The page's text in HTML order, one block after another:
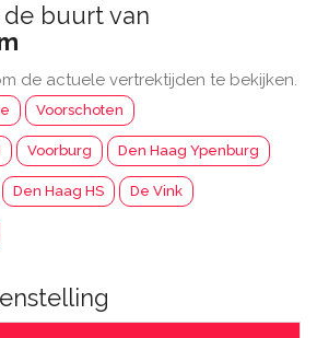
de buurt van
de actuele vertrektijden te bekijken.
Voorschoten
Voorburg Den Haag Ypenburg
Den Haag HS De Vink